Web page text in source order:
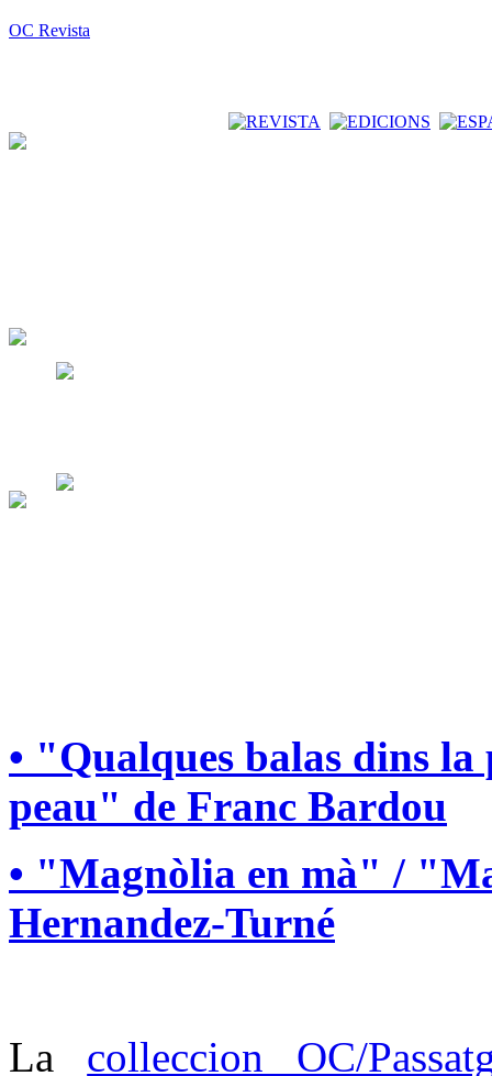
OC Revista
• "Qualques balas dins
peau" de Franc Bardou
• "Magnòlia en mà" /
Hernandez-Turné
La colleccion OC/